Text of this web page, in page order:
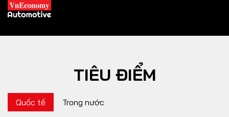
XE XANH
TIÊU ĐIỂM
Quốc tế Trong nước